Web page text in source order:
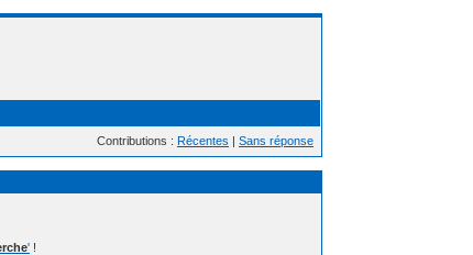
Contributions : Récentes | Sans réponse
' !